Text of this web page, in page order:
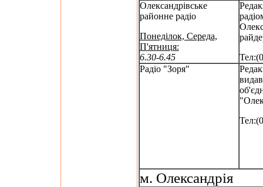
Олександрівське
районне радіо
Понеділок, Середа,
П'ятниця:
6.30-6.45
Радіо "Зоря"
м. Олександрія